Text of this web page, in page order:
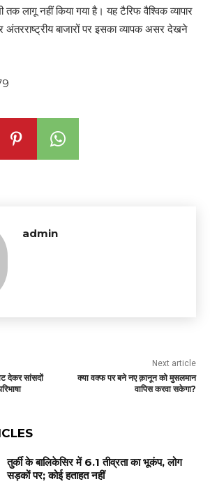
तक लागू नहीं किया गया है। यह टैरिफ वैश्विक व्यापार
बाजारों पर इसका व्यापक असर देखने
admin
देकर सांसदों
Next article
क्या वक्फ पर बने नए क़ानून को मुसलमान
वापिस करवा सकेगा?
तुर्की के बालिकेसिर में 6.1 तीव्रता का भूकंप, लोग
सड़कों पर; कोई हताहत नहीं